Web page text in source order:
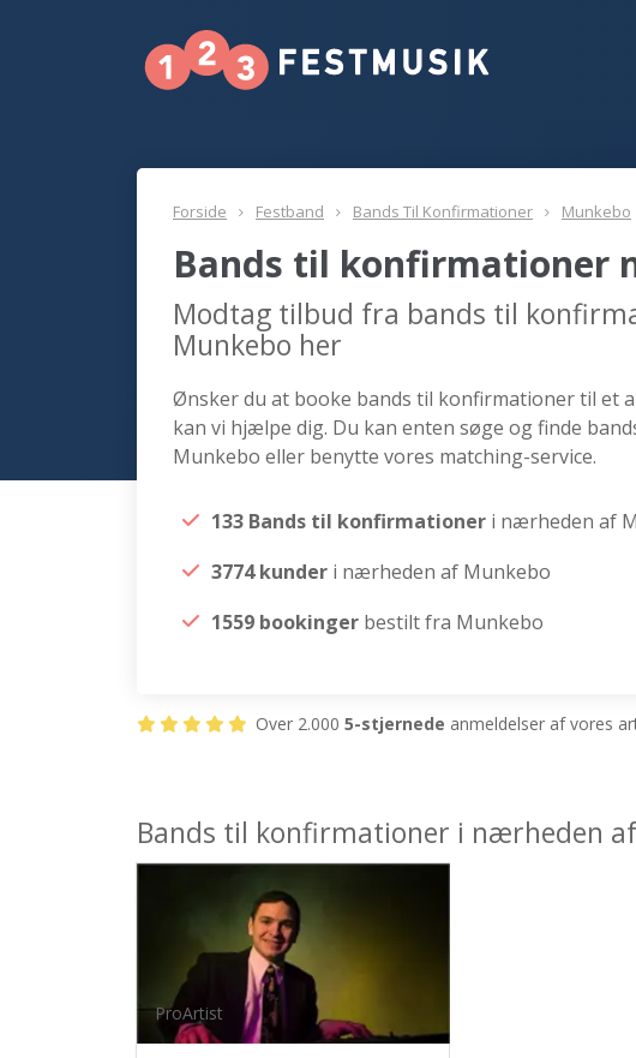
Forside Festband Bands Til Konfirmationer Munkebo
Bands til konfirmationer
Modtag tilbud fra bands til
Munkebo her
Ønsker du at booke bands til konfirmationer til et
kan vi hjælpe dig. Du kan enten søge og finde
Munkebo eller benytte vores matching-service.
133 Bands til konfirmationer i nærheden af
3774 kunder i nærheden af Munkebo
1559 bookinger bestilt fra Munkebo
Over 2.000 5-stjernede anmeldelser af vores
Bands til konfirmationer i nærheden
ProArtist